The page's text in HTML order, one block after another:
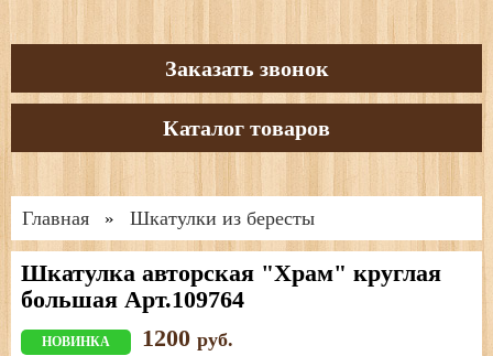
Заказать звонок
Каталог товаров
Главная » Шкатулки из бересты
Шкатулка авторская "Храм" круглая
большая Арт.109764
НОВИНКА 1200 руб.